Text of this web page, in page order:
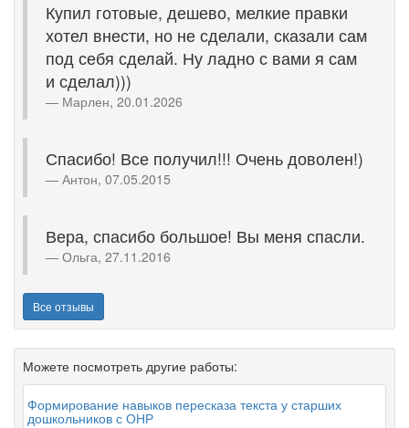
Купил готовые, дешево, мелкие правки
хотел внести, но не сделали, сказали сам
под себя сделай. Ну ладно с вами я сам
и сделал)))
Марлен, 20.01.2026
Спасибо! Все получил!!! Очень доволен!)
Антон, 07.05.2015
Вера, спасибо большое! Вы меня спасли.
Ольга, 27.11.2016
Все отзывы
Можете посмотреть другие работы:
Формирование навыков пересказа текста у старших
дошкольников с ОНР